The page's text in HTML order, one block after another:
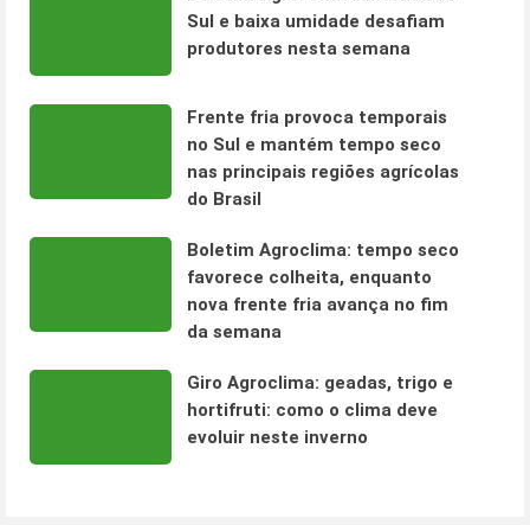
Sul e baixa umidade desafiam
produtores nesta semana
Frente fria provoca temporais
no Sul e mantém tempo seco
nas principais regiões agrícolas
do Brasil
Boletim Agroclima: tempo seco
favorece colheita, enquanto
nova frente fria avança no fim
da semana
Giro Agroclima: geadas, trigo e
hortifruti: como o clima deve
evoluir neste inverno